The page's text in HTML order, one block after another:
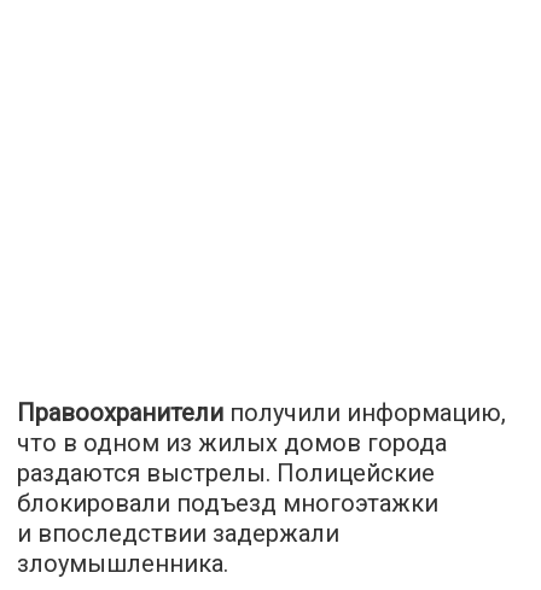
Правоохранители получили информацию,
что в одном из жилых домов города
раздаются выстрелы. Полицейские
блокировали подъезд многоэтажки
и впоследствии задержали
злоумышленника.